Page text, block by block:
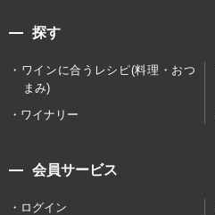
探す
ワインに合うレシピ(料理・おつ
まみ)
ワイナリー
会員サービス
ログイン